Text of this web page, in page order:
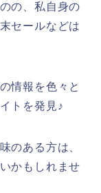
の、私自身の
セールなどは
情報を色々と
トを発見♪
のある方は、
かもしれませ